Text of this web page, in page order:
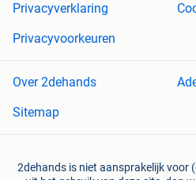
Privacyverklaring
Privacyvoorkeuren
Over 2dehands
Sitemap
2dehands is niet aansprakelijk voor